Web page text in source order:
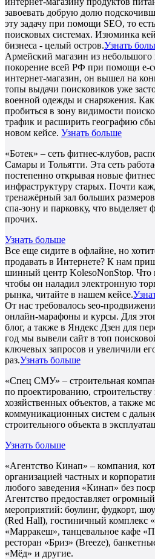
завоевать добрую долю
эту задачу при помощи SEO, то
поисковых системах. Изюминка
бизнеса - целый остров.Узнать
Армейский магазин из небольшого
покорение всей РФ при помощи e-
интернет-магазин, он вышел на
топы выдачи поисковиков уже
военной одежды и снаряжения.
пробиться в зону видимости
трафик и расширить географию
новом кейсе. Узнать больше
«Ботек» – сеть фитнес-клубов,
Самары и Тольятти. Эта сеть
постепенно открывая новые
инфраструктуру старых. Почти
тренажёрный зал больших
спа-зону и парковку, что выделяет
прочих.
Узнать больше
Все еще сидите в офлайне, но
продавать в Интернете? К нам
шинный центр KolesoNonStop. Что
чтобы он наладил электронную
рынка, читайте в нашем кейсе.
От нас требовалось seo-
онлайн-марафоны и курсы. Для
блог, а также в Яндекс Дзен для
год мы вывели сайт в топ
ключевых запросов и увеличили
раз.Узнать больше
«Спец СМУ» – строительная
по проектированию, строительству
хозяйственных объектов, а также
коммуникационных систем с
строительного объекта в
Узнать больше
«Агентство Кинап» – компания,
организацией частных и
любого заведения «Кинап» без
Агентство предоставляет
мероприятий: боулинг, фудкорт,
(Red Hall), гостиничный комплекс
«Марракеш», танцевальное кафе
ресторан «Бриз» (Breeze),
«Мёд» и другие.